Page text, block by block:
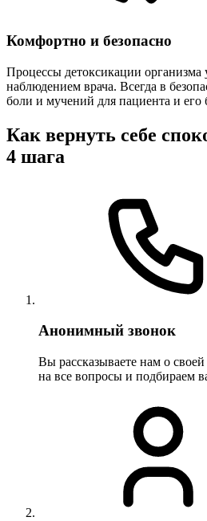
Комфортно и безопасно
Процессы детоксикации организма
наблюдением врача. Всегда в
боли и мучений для пациента и его
Как вернуть себе
4 шага
Анонимный звонок
Вы рассказываете нам о
на все вопросы и подбираем